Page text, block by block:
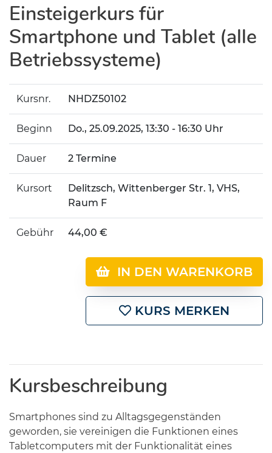
Einsteigerkurs für
Smartphone und Tablet (alle
Betriebssysteme)
Kursnr. NHDZ50102
Beginn Do., 25.09.2025, 13:30 - 16:30 Uhr
Dauer 2 Termine
Kursort
Delitzsch, Wittenberger Str. 1, VHS,
Raum F
Gebühr 44,00 €
IN DEN WARENKORB
KURS MERKEN
Kursbeschreibung
Smartphones sind zu Alltagsgegenständen
geworden, sie vereinigen die Funktionen eines
Tabletcomputers mit der Funktionalität eines